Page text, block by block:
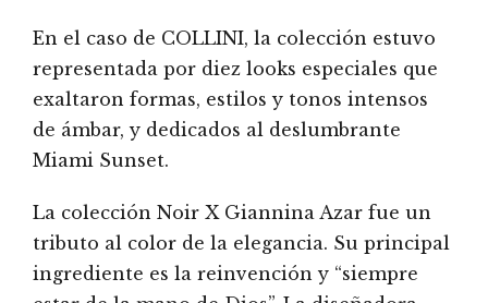
En el caso de COLLINI, la colección estuvo
representada por diez looks especiales que
exaltaron formas, estilos y tonos intensos
de ámbar, y dedicados al deslumbrante
Miami Sunset.
La colección Noir X Giannina Azar fue un
tributo al color de la elegancia. Su principal
ingrediente es la reinvención y “siempre